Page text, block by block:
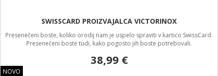
NOVO
SWISSCARD PROIZVAJALCA VICTORINOX
Presenečeni boste, koliko orodij nam je uspelo spraviti v kartico SwissCard.
Presenečeni boste tudi, kako pogosto jih boste potrebovali.
38,99 €